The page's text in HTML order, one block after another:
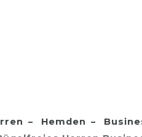
Hemden